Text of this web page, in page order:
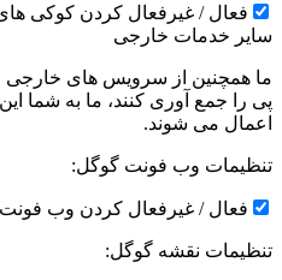
فعال / غیرفعال کردن کوکی
سایر خدمات خارجی
ما همچنین از سرویس های خارجی
پی را جمع آوری کنند، ما به شما
اعمال می شوند.
تنظیمات وب فونت گوگل:
فعال / غیرفعال کردن وب
تنظیمات نقشه گوگل: